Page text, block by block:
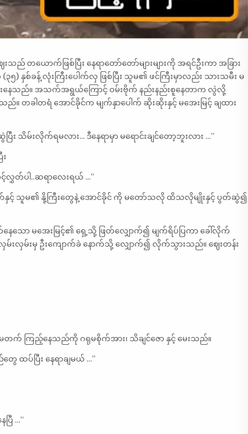
ည် တယောက်ဖြစ်ပြီး နေရာတော်တော်များများကို အရင်ဦးကာ အခြား
) နှစ်ခန့် လုံးကြီးပေါက်လှ ဖြစ်ပြီး သူမ၏ ဖင်ကြီးမှာလည်း သားသမီး မ
နေသည်။ အသက်အရွယ်ကြောင့် ဝမ်းဗိုက် နည်းနည်းစူနေတာက လွဲလို့
ခါတရံ အောင်ခိုင်က မျက်နှာပေါက် ဆိုးဆိုးနှင့် မအေးမြင့် ချထား
ြီး သိမ်းလိုက်ရမလား… ဒီနေရာမှာ မရောင်းချင်တော့ဘူးလား …”
တ်ပါ..ဆရာလေးရယ် …”
နှင့် သူမ၏ နို့ကြီးတွေနဲ့ အောင်ခိုင် ကို မတော်သလို ထိသလိုမျိုးနှင့် ပွတ်ဆွဲ၍
ော မအေးမြင့်၏ ရှေ့သို့ ဖြတ်လျှောက်၍ မျက်ရိပ်ပြကာ ခေါ်လိုက်
မ်းလှမ်းမှ ဦးကျောက်ခဲ နောက်သို့ လျှောက်၍ လိုက်သွားသည်။ ဈေးတန်း
က် ကြည့်နေသည်ကို ဂရုမစိုက်အား၊ သိချင်ဇော နှင့် မေးသည်။
ပ်ပြီး နေရာချမယ် …”
ြီ …”